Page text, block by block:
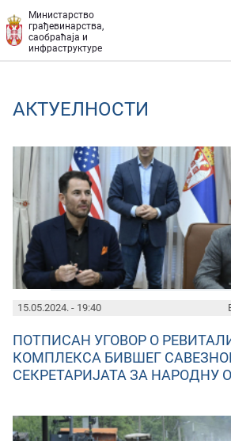
Министарство
грађевинарства,
саобраћаја и
инфраструктуре
AКТУЕЛНОСТИ
15.05.2024. - 19:40
ПОТПИСАН УГОВОР О
КОМПЛЕКСА БИВШЕГ
СЕКРЕТАРИЈАТА ЗА НАРОДНУ
PAGES